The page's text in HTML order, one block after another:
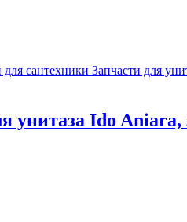
для сантехники Запчасти для
унитаза Ido